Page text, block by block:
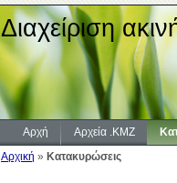
Διαχείριση
Αρχή Αρχεία .KMZ
Αρχική » Κατακυρώσεις